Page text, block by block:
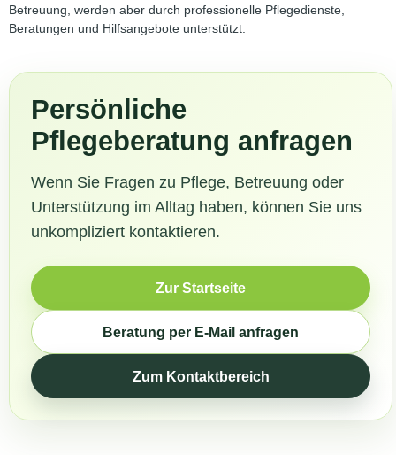
Betreuung, werden aber durch professionelle Pflegedienste,
Beratungen und Hilfsangebote unterstützt.
Persönliche
Pflegeberatung anfragen
Wenn Sie Fragen zu Pflege, Betreuung oder
Unterstützung im Alltag haben, können Sie uns
unkompliziert kontaktieren.
Zur Startseite
Beratung per E-Mail anfragen
Zum Kontaktbereich